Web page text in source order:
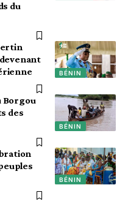
du
BÉNIN
BÉNIN
Borgou
des
BÉNIN